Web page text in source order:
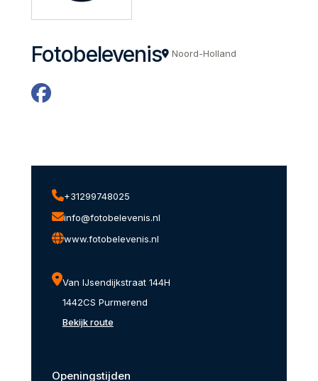
Fotobelevenis Noord-Holland
+31299748025
info@fotobelevenis.nl
www.fotobelevenis.nl
Van IJsendijkstraat 144H
1442CS Purmerend
Bekijk route
Openingstijden